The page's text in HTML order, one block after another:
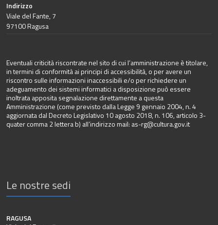
Indirizzo
Viale del Fante, 7
97100 Ragusa
Eventuali criticità riscontrate nel sito di cui l’amministrazione è titolare,
in termini di conformità ai principi di accessibilità, o per avere un
riscontro sulle informazioni inaccessibili e/o per richiedere un
adeguamento dei sistemi informatici a disposizione può essere
inoltrata apposita segnalazione direttamente a questa
Amministrazione (come previsto dalla Legge 9 gennaio 2004, n. 4
aggiornata dal Decreto Legislativo 10 agosto 2018, n. 106, articolo 3-
quater comma 2 lettera b) all’indirizzo mail: as-rg@cultura.gov.it
Le nostre sedi
RAGUSA